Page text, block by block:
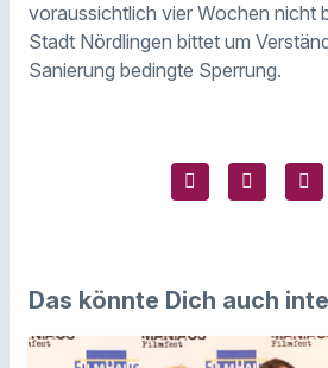
voraussichtlich vier Wochen nicht
Stadt Nördlingen bittet um
Sanierung bedingte Sperrung.
Das könnte Dich auch